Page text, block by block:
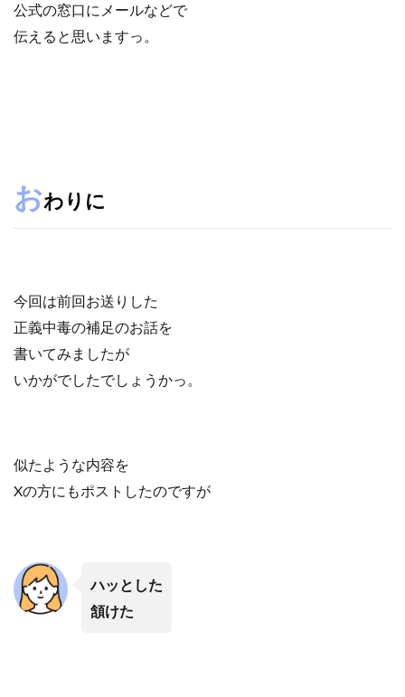
公式の窓口にメールなどで
伝えると思いますっ。
おわりに
今回は前回お送りした
正義中毒の補足のお話を
書いてみましたが
いかがでしたでしょうかっ。
似たような内容を
Xの方にもポストしたのですが
ハッとした
頷けた